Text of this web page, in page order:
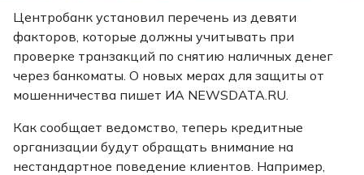
Центробанк установил перечень из девяти
факторов, которые должны учитывать при
проверке транзакций по снятию наличных денег
через банкоматы. О новых мерах для защиты от
мошенничества пишет ИА NEWSDATA.RU.
Как сообщает ведомство, теперь кредитные
организации будут обращать внимание на
нестандартное поведение клиентов. Например,